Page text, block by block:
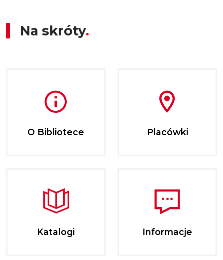
Na skróty
O Bibliotece Placówki
Katalogi Informacje